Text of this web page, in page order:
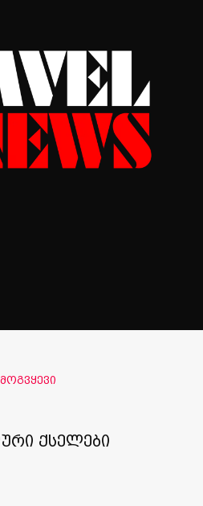
ქსელები